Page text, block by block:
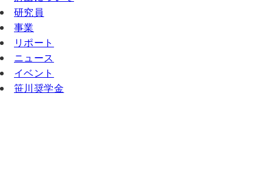
研究員
事業
リポート
ニュース
イベント
笹川奨学金